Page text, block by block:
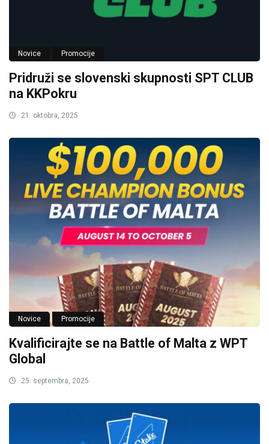
Novice Promocije
Pridruži se slovenski skupnosti SPT CLUB
na KKPokru
21. oktobra, 2025
Novice Promocije
Kvalificirajte se na Battle of Malta z WPT
Global
25. septembra, 2025